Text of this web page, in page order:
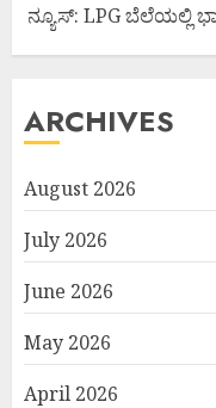
ನ್ಯೂಸ್: LPG ಬೆಲೆಯಲ್ಲಿ
ARCHIVES
August 2026
July 2026
June 2026
May 2026
April 2026